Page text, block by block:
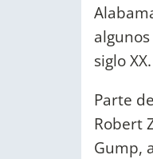
siglo XX.
Parte
Robert
Gump,